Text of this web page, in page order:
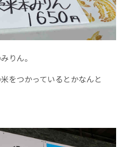
りん。
をつかっているとかなんと